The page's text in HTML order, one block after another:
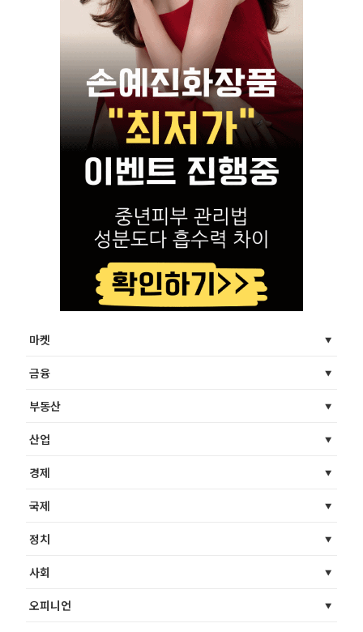
마켓
금융
부동산
산업
경제
국제
정치
사회
오피니언